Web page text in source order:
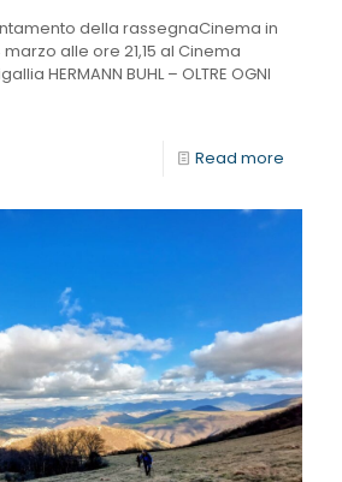
della rassegnaCinema in
alle ore 21,15 al Cinema
HERMANN BUHL – OLTRE OGNI
Read more